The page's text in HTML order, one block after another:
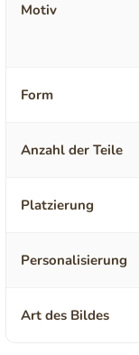
Motiv
Form
Anzahl der Teile
Platzierung
Personalisierung
Art des Bildes